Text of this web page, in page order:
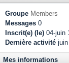
Groupe Members
Messages 0
Inscrit(e) (le) 04-juin
Dernière activité
Mes informations